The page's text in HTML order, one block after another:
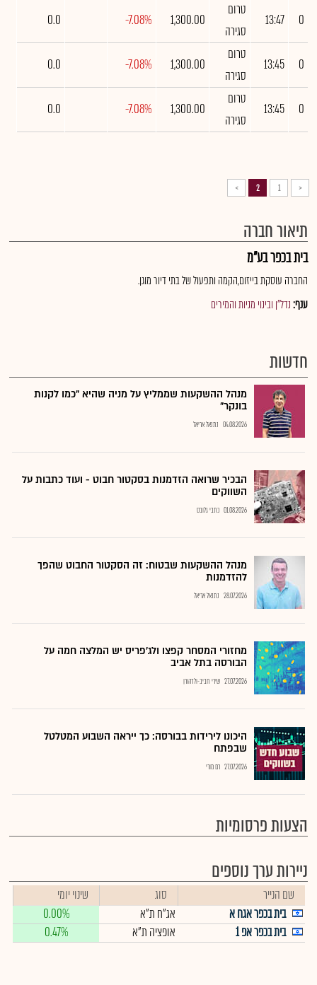
0
13:47
טרום
סגירה
1,300.00
-7.08%
0.0
0
13:45
טרום
סגירה
1,300.00
-7.08%
0.0
0
13:45
טרום
סגירה
1,300.00
-7.08%
0.0
<
1
2
>
תיאור חברה
בית בכפר בע"מ
החברה עוסקת בייזום,הקמה ותפעול של בתי דיור מוגן.
ענף:נדל"ן ובינוי מניות והמירים
חדשות
מנהל ההשקעות שממליץ על מניה שהיא "כמו לקנות
בונקר"
04.08.2026 נתנאל אריאל
הבכיר שרואה הזדמנות בסקטור חבוט - ועוד כתבות על
השווקים
01.08.2026 כתבי גלובס
מנהל ההשקעות שבטוח: זה הסקטור החבוט שהפך
להזדמנות
28.07.2026 נתנאל אריאל
מחזורי המסחר קפצו ולג'פריס יש המלצה חמה על
הבורסה בתל אביב
27.07.2026 שירי חביב-ולדהורן
היכונו לירידות בבורסה: כך ייראה השבוע המטלטל
שבפתח
27.07.2026 רם מורי
הצעות פרסומיות
ניירות ערך נוספים
שם הנייר סוג
שינוי יומי
בית בכפר אגח א
אג"ח ת"א
0.00%
בית בכפר אפ 1
אופציה ת"א 0.47%